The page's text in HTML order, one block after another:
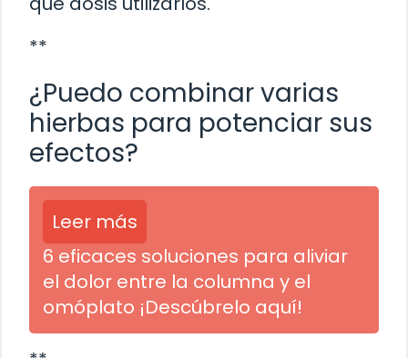
**
¿Puedo combinar varias
hierbas para potenciar sus
efectos?
Leer más
6 eficaces soluciones para aliviar
el dolor entre la columna y el
omóplato ¡Descúbrelo aquí!